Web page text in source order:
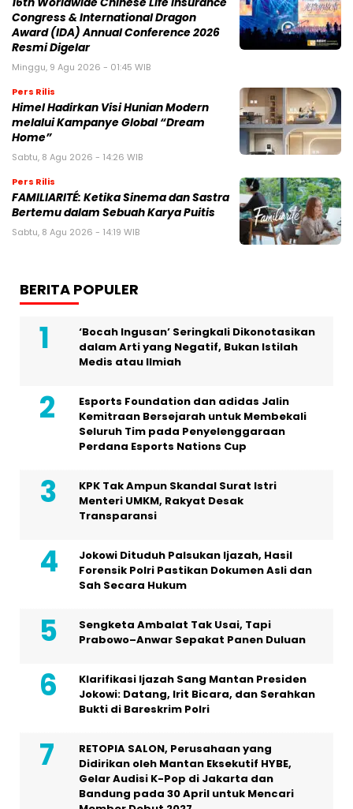
Congress & International Dragon
Award (IDA) Annual Conference 2026
Resmi Digelar
Minggu, 9 Agu 2026 - 01:45 WIB
Pers Rilis
Himel Hadirkan Visi Hunian Modern
melalui Kampanye Global “Dream
Home”
Sabtu, 8 Agu 2026 - 14:26 WIB
Pers Rilis
FAMILIARITÉ: Ketika Sinema dan Sastra
Bertemu dalam Sebuah Karya Puitis
Sabtu, 8 Agu 2026 - 14:19 WIB
BERITA POPULER
‘Bocah Ingusan’ Seringkali Dikonotasikan
dalam Arti yang Negatif, Bukan Istilah
Medis atau Ilmiah
Esports Foundation dan adidas Jalin
Kemitraan Bersejarah untuk Membekali
Seluruh Tim pada Penyelenggaraan
Perdana Esports Nations Cup
KPK Tak Ampun Skandal Surat Istri
Menteri UMKM, Rakyat Desak
Transparansi
Jokowi Dituduh Palsukan Ijazah, Hasil
Forensik Polri Pastikan Dokumen Asli dan
Sah Secara Hukum
Sengketa Ambalat Tak Usai, Tapi
Prabowo–Anwar Sepakat Panen Duluan
Klarifikasi Ijazah Sang Mantan Presiden
Jokowi: Datang, Irit Bicara, dan Serahkan
Bukti di Bareskrim Polri
RETOPIA SALON, Perusahaan yang
Didirikan oleh Mantan Eksekutif HYBE,
Gelar Audisi K-Pop di Jakarta dan
Bandung pada 30 April untuk Mencari